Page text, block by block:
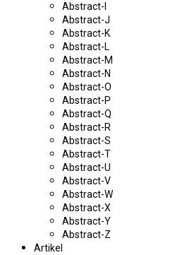
Abstract-I
Abstract-J
Abstract-K
Abstract-L
Abstract-M
Abstract-N
Abstract-O
Abstract-P
Abstract-Q
Abstract-R
Abstract-S
Abstract-T
Abstract-U
Abstract-V
Abstract-W
Abstract-X
Abstract-Y
Abstract-Z
Artikel